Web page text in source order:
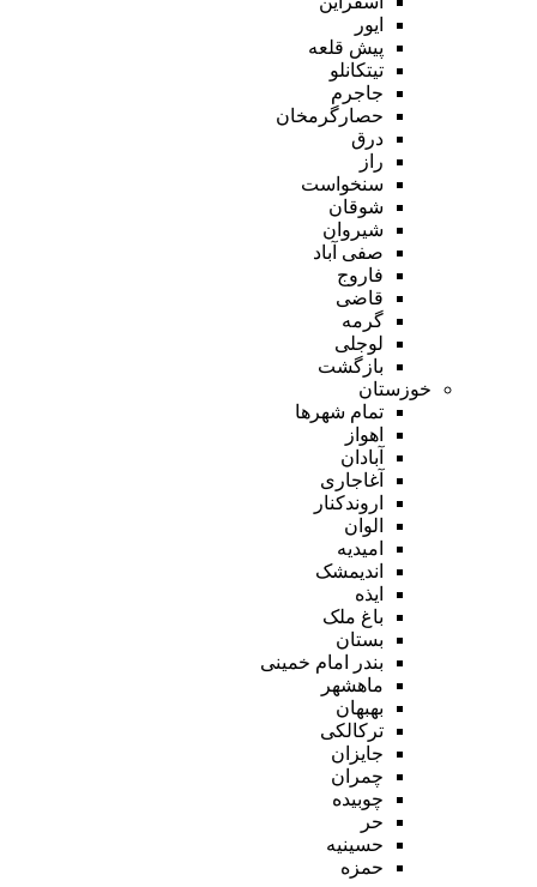
ایور
پیش قلعه
تیتکانلو
جاجرم
حصارگرمخان
درق
راز
سنخواست
شوقان
شیروان
صفی آباد
فاروج
قاضی
گرمه
لوجلی
بازگشت
خوزستان
تمام شهر‌ها
اهواز
آبادان
آغاجاری
اروندکنار
الوان
امیدیه
اندیمشک
ایذه
باغ ملک
بستان
بندر امام خمینی
ماهشهر
بهبهان
ترکالکی
جایزان
چمران
چوبیده
حر
حسینیه
حمزه